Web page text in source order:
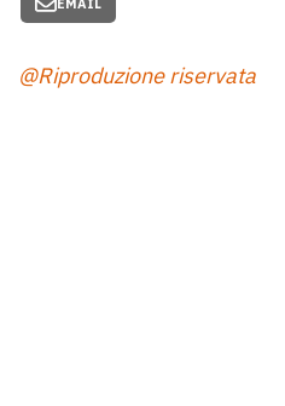
EMAIL
@Riproduzione riservata